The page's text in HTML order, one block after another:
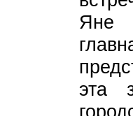
Яне
эта